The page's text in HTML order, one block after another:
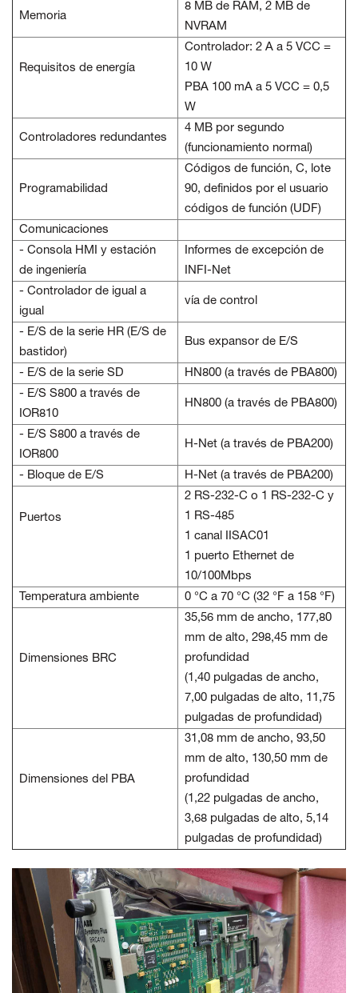
Memoria
8 MB de RAM, 2 MB de
NVRAM
Requisitos de energía
Controlador: 2 A a 5 VCC =
10 W
PBA 100 mA a 5 VCC = 0,5
W
Controladores redundantes
4 MB por segundo
(funcionamiento normal)
Programabilidad
Códigos de función, C, lote
90, definidos por el usuario
códigos de función (UDF)
Comunicaciones
- Consola HMI y estación
de ingeniería
Informes de excepción de
INFI-Net
- Controlador de igual a
igual
vía de control
- E/S de la serie HR (E/S de
bastidor)
Bus expansor de E/S
- E/S de la serie SD
HN800 (a través de PBA800)
- E/S S800 a través de
IOR810
HN800 (a través de PBA800)
- E/S S800 a través de
IOR800
H-Net (a través de PBA200)
- Bloque de E/S H-Net (a través de PBA200)
Puertos
2 RS-232-C o 1 RS-232-C y
1 RS-485
1 canal IISAC01
1 puerto Ethernet de
10/100Mbps
Temperatura ambiente
0 °C a 70 °C (32 °F a 158 °F)
Dimensiones BRC
35,56 mm de ancho, 177,80
mm de alto, 298,45 mm de
profundidad
(1,40 pulgadas de ancho,
7,00 pulgadas de alto, 11,75
pulgadas de profundidad)
Dimensiones del PBA
31,08 mm de ancho, 93,50
mm de alto, 130,50 mm de
profundidad
(1,22 pulgadas de ancho,
3,68 pulgadas de alto, 5,14
pulgadas de profundidad)